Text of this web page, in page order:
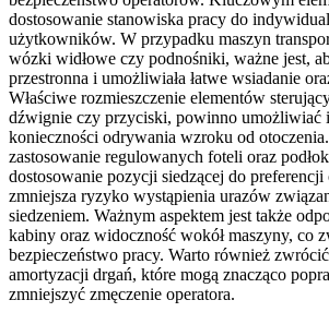
dostosowanie stanowiska pracy do
użytkowników. W przypadku maszyn
wózki widłowe czy podnośniki, ważne jest,
przestronna i umożliwiała łatwe wsiadanie
Właściwe rozmieszczenie elementów
dźwignie czy przyciski, powinno umożliwiać
konieczności odrywania wzroku od
zastosowanie regulowanych foteli oraz
dostosowanie pozycji siedzącej do preferencji
zmniejsza ryzyko wystąpienia urazów
siedzeniem. Ważnym aspektem jest także
kabiny oraz widoczność wokół maszyny, co
bezpieczeństwo pracy. Warto również
amortyzacji drgań, które mogą znacząco
zmniejszyć zmęczenie operatora.